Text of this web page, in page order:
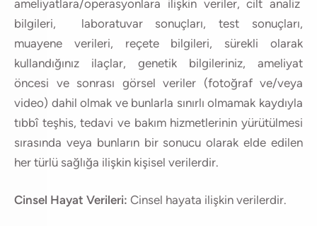
ameliyatlara/operasyonlara ilişkin veriler, cilt analiz
bilgileri, laboratuvar sonuçları, test sonuçları,
muayene verileri, reçete bilgileri, sürekli olarak
kullandığınız ilaçlar, genetik bilgileriniz, ameliyat
öncesi ve sonrası görsel veriler (fotoğraf ve/veya
video) dahil olmak ve bunlarla sınırlı olmamak kaydıyla
tıbbî teşhis, tedavi ve bakım hizmetlerinin yürütülmesi
sırasında veya bunların bir sonucu olarak elde edilen
her türlü sağlığa ilişkin kişisel verilerdir.
Cinsel Hayat Verileri: Cinsel hayata ilişkin verilerdir.